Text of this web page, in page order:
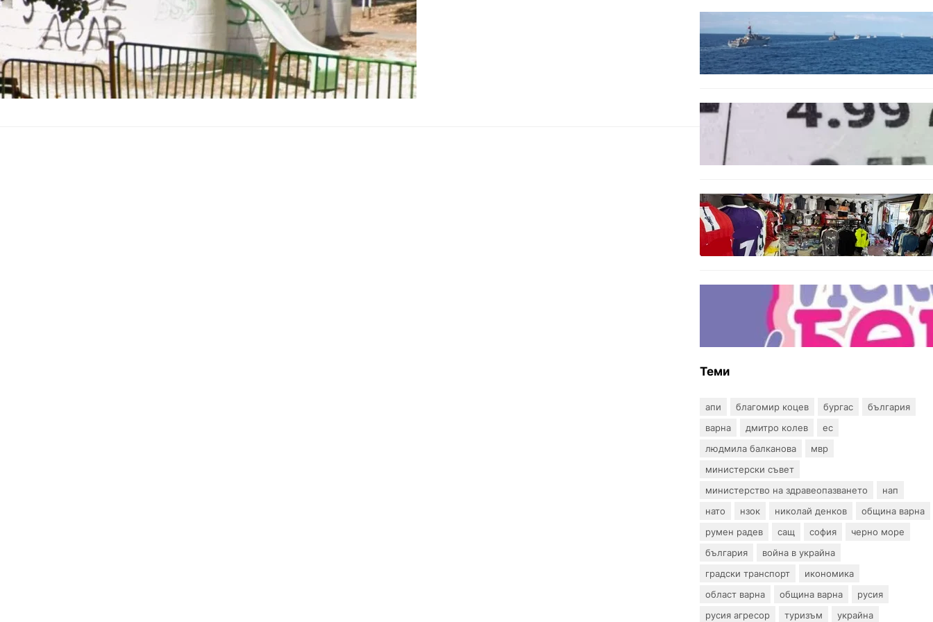
Нов минен ловец за
българския флот пристига до
края на годината
БЪЛГАРИЯ
Левът изчезва от етикетите:
БЪЛГАРИЯ
Иззеха фалшиви стоки за близо
650 000 евро при акция във
Варна и „Златни пясъци“
Инвитро подкрепата под
въпрос? „Искам бебе“ се обяви
срещу прехвърлянето на
Центъра към НЗОК
Теми
апи благомир коцев бургас
българия
варна
дмитро колев
ес
людмила балканова
мвр
министерски съвет
министерство на здравеопазването
нап
нато
нзок николай денков
община варна
румен радев
сащ софия
черно море
българия
война в украйна
градски транспорт
икономика
област варна
община варна
русия
русия агресор
туризъм украйна